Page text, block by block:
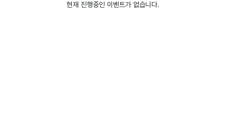
현재 진행중인 이벤트가 없습니다.